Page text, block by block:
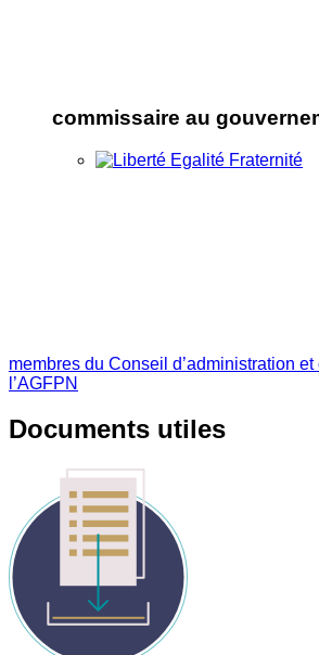
commissaire au
membres du Conseil d’administration
l’AGFPN
Documents utiles